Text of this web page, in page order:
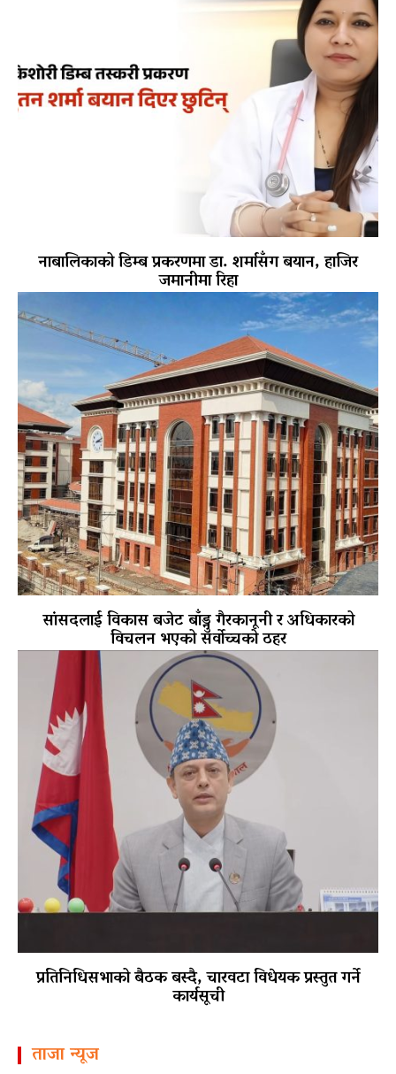
नाबालिकाको डिम्ब प्रकरणमा डा. शर्मासँग बयान, हाजिर
जमानीमा रिहा
सांसदलाई विकास बजेट बाँड्नु गैरकानूनी र अधिकारको
विचलन भएको सर्वोच्चको ठहर
प्रतिनिधिसभाको बैठक बस्दै, चारवटा विधेयक प्रस्तुत गर्ने
कार्यसूची
ताजा न्यूज